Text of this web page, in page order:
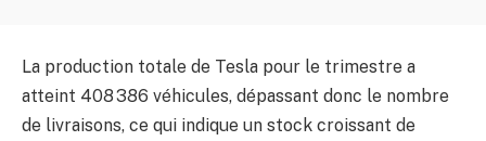
La production totale de Tesla pour le trimestre a
atteint 408 386 véhicules, dépassant donc le nombre
de livraisons, ce qui indique un stock croissant de